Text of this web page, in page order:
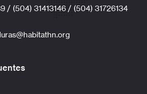
/ (504) 31413146 / (504) 31726134